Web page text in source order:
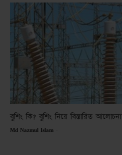
বুশিং কি? বুশিং নিয়ে বিস্তারিত আলোচনা
Md Nazmul Islam